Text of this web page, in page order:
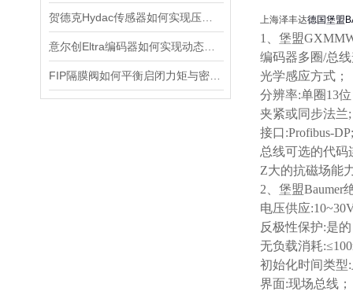
上海泽丰达德国堡盟
1、堡盟
编码器多圈/总
光学感应方式；
分辨率:单圈13
夹紧或同步法兰;
接口:Profibus-DP;
总线可选的代码
Z大的抗磁场能
2、堡盟Baumer
电压供应
反极性保护:是
无负载消耗
初始化时间类型
界面:现场总线；